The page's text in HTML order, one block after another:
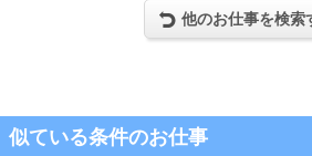
他のお仕事を検索
似ている条件のお仕事